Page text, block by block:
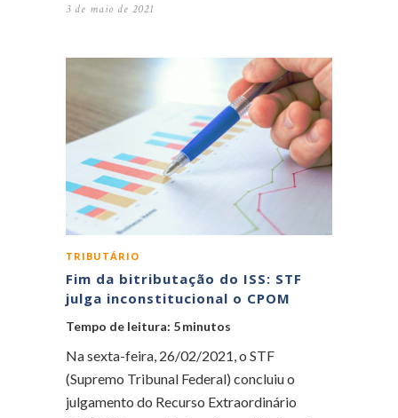
3 de maio de 2021
TRIBUTÁRIO
Fim da bitributação do ISS: STF
julga inconstitucional o CPOM
Tempo de leitura: 5minutos
Na sexta-feira, 26/02/2021, o STF
(Supremo Tribunal Federal) concluiu o
julgamento do Recurso Extraordinário